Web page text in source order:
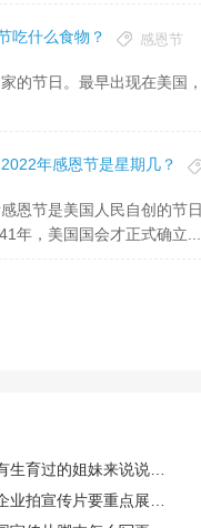
吃什么食物？ 感恩节
年感恩节是星期几？
年，美国国会才正式确立...